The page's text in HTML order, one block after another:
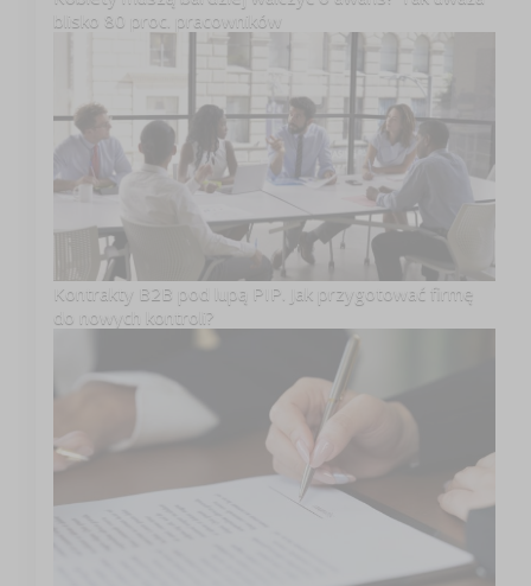
blisko 80 proc. pracowników
Kontrakty B2B pod lupą PIP. Jak przygotować firmę
do nowych kontroli?